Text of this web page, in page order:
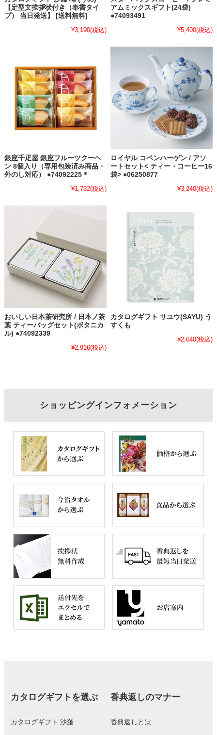
【定型文挨拶状付き（奉書タイ
プ） 当日発送】 [送料無料]
¥3,190(税込)
アムミックスギフト(24袋)
●74093491
¥5,400(税込)
銀座千疋屋 銀座フルーツクーヘ
ン 8個入り（専用包装済み商品・
外のし対応） ●74092225＊
¥1,782(税込)
ロイヤル コペンハーゲン / アソ
ートセット< ティー・コーヒー16
袋> ●06250877
¥3,240(税込)
おいしい日本茶研究所 / 日本ノ茶
葉 ティーバッグセット(ボタニカ
ル) ●74092339
¥2,916(税込)
カタログギフト サユウ(SAYU) う
すくも
¥2,640(税込)
ショッピングインフォメーション
カタログギフトを選ぶ
カタログギフト 沙羅
香典返しのマナー
香典返しとは